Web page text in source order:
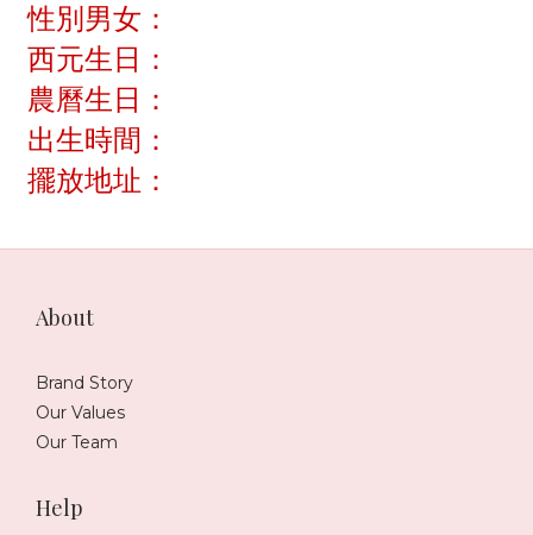
性別男女：
西元生日：
農曆生日：
出生時間：
擺放地址：
About
Brand Story
Our Values
Our Team
Help